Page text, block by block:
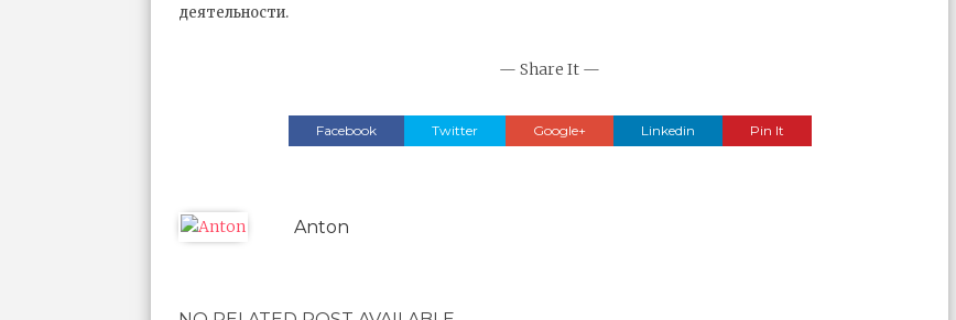
деятельности.
— Share It —
Facebook Twitter Google+ Linkedin Pin It
Anton